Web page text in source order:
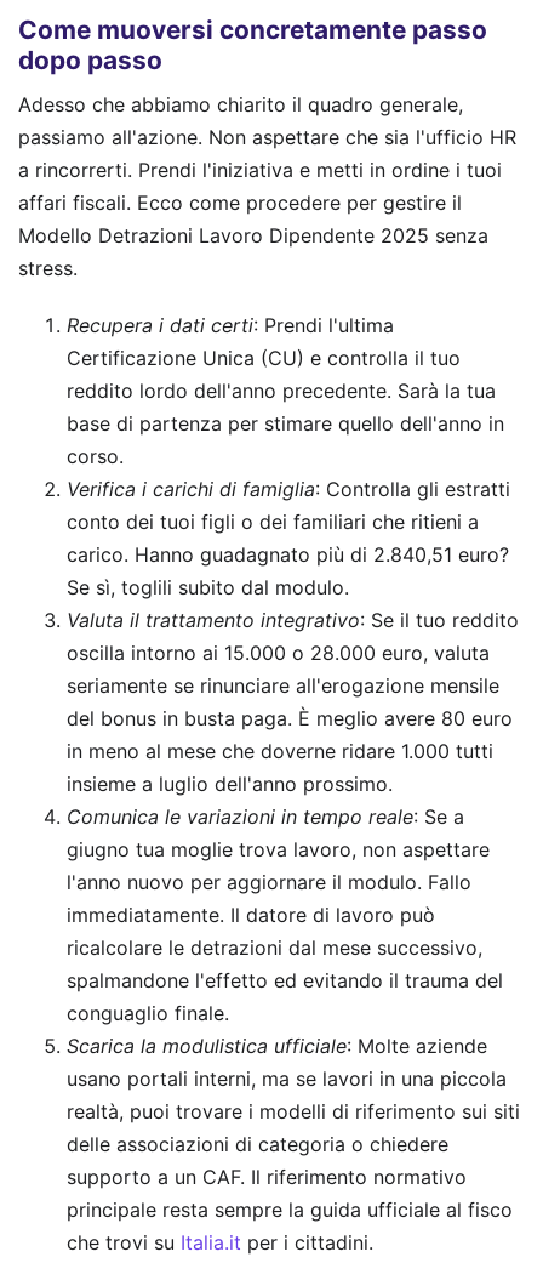
Come muoversi concretamente passo
dopo passo
Adesso che abbiamo chiarito il quadro generale,
passiamo all'azione. Non aspettare che sia l'ufficio HR
a rincorrerti. Prendi l'iniziativa e metti in ordine i tuoi
affari fiscali. Ecco come procedere per gestire il
Modello Detrazioni Lavoro Dipendente 2025 senza
stress.
Recupera i dati certi: Prendi l'ultima
Certificazione Unica (CU) e controlla il tuo
reddito lordo dell'anno precedente. Sarà la tua
base di partenza per stimare quello dell'anno in
corso.
Verifica i carichi di famiglia: Controlla gli estratti
conto dei tuoi figli o dei familiari che ritieni a
carico. Hanno guadagnato più di 2.840,51 euro?
Se sì, toglili subito dal modulo.
Valuta il trattamento integrativo: Se il tuo reddito
oscilla intorno ai 15.000 o 28.000 euro, valuta
seriamente se rinunciare all'erogazione mensile
del bonus in busta paga. È meglio avere 80 euro
in meno al mese che doverne ridare 1.000 tutti
insieme a luglio dell'anno prossimo.
Comunica le variazioni in tempo reale: Se a
giugno tua moglie trova lavoro, non aspettare
l'anno nuovo per aggiornare il modulo. Fallo
immediatamente. Il datore di lavoro può
ricalcolare le detrazioni dal mese successivo,
spalmandone l'effetto ed evitando il trauma del
conguaglio finale.
Scarica la modulistica ufficiale: Molte aziende
usano portali interni, ma se lavori in una piccola
realtà, puoi trovare i modelli di riferimento sui siti
delle associazioni di categoria o chiedere
supporto a un CAF. Il riferimento normativo
principale resta sempre la guida ufficiale al fisco
che trovi su Italia.it per i cittadini.